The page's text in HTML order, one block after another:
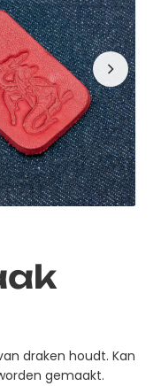
draken houdt. Kan
gemaakt.